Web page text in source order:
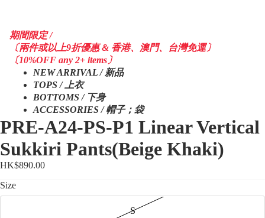
期間限定 /
〔兩件或以上9折優惠 & 香港、澳門、台灣免運〕
〔10%OFF any 2+ items〕
NEW ARRIVAL / 新品
TOPS / 上衣
BOTTOMS / 下身
ACCESSORIES / 帽子；袋
PRE-A24-PS-P1 Linear Vertical
Sukkiri Pants(Beige Khaki)
HK$890.00
Size
S